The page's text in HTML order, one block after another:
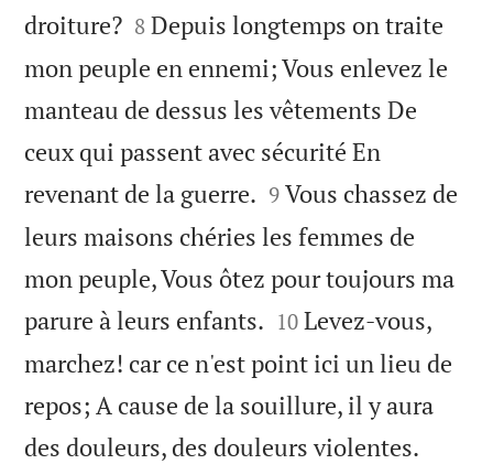
droiture?
8 Depuis longtemps on traite
mon peuple en ennemi; Vous enlevez le
manteau de dessus les vêtements De
ceux qui passent avec sécurité En
revenant de la guerre. 

9 Vous chassez de
leurs maisons chéries les femmes de
mon peuple, Vous ôtez pour toujours ma
parure à leurs enfants. 

10 Levez-vous,
marchez! car ce n'est point ici un lieu de
repos; A cause de la souillure, il y aura
des douleurs, des douleurs violentes.